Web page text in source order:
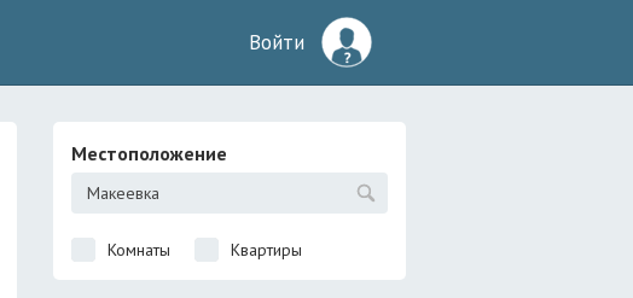
Войти
Местоположение
Комнаты Квартиры